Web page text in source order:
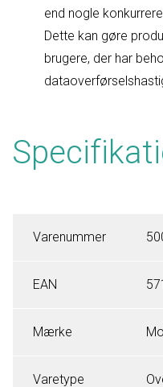
end nogle
Dette kan gøre
brugere, der har
Varenummer
EAN
Mærke
Varetype